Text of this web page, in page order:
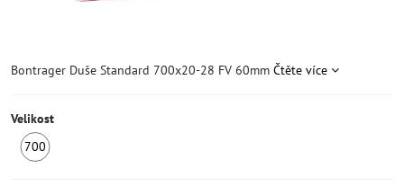
Bontrager Duše Standard 700x20-28 FV 60mm Čtěte více
Velikost
700